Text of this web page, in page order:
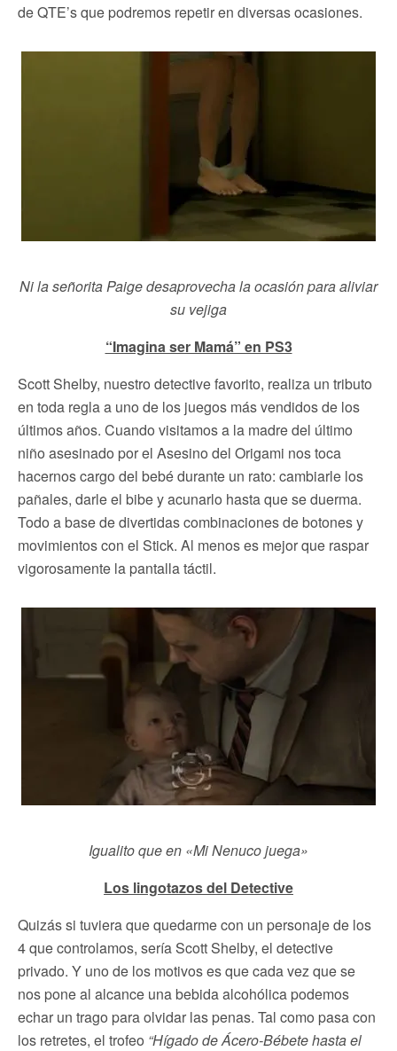
de QTE’s que podremos repetir en diversas ocasiones.
Ni la señorita Paige desaprovecha la ocasión para aliviar
su vejiga
“Imagina ser Mamá” en PS3
Scott Shelby, nuestro detective favorito, realiza un tributo
en toda regla a uno de los juegos más vendidos de los
últimos años. Cuando visitamos a la madre del último
niño asesinado por el Asesino del Origami nos toca
hacernos cargo del bebé durante un rato: cambiarle los
pañales, darle el bibe y acunarlo hasta que se duerma.
Todo a base de divertidas combinaciones de botones y
movimientos con el Stick. Al menos es mejor que raspar
vigorosamente la pantalla táctil.
Igualito que en «Mi Nenuco juega»
Los lingotazos del Detective
Quizás si tuviera que quedarme con un personaje de los
4 que controlamos, sería Scott Shelby, el detective
privado. Y uno de los motivos es que cada vez que se
nos pone al alcance una bebida alcohólica podemos
echar un trago para olvidar las penas. Tal como pasa con
los retretes, el trofeo “Hígado de Ácero-Bébete hasta el